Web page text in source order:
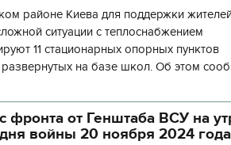
районе Киева для поддержки
ситуации с теплоснабжением
11 стационарных опорных пунктов
на базе школ. Об этом
а
фронта от Генштаба ВСУ на
войны 20 ноября 2024 года